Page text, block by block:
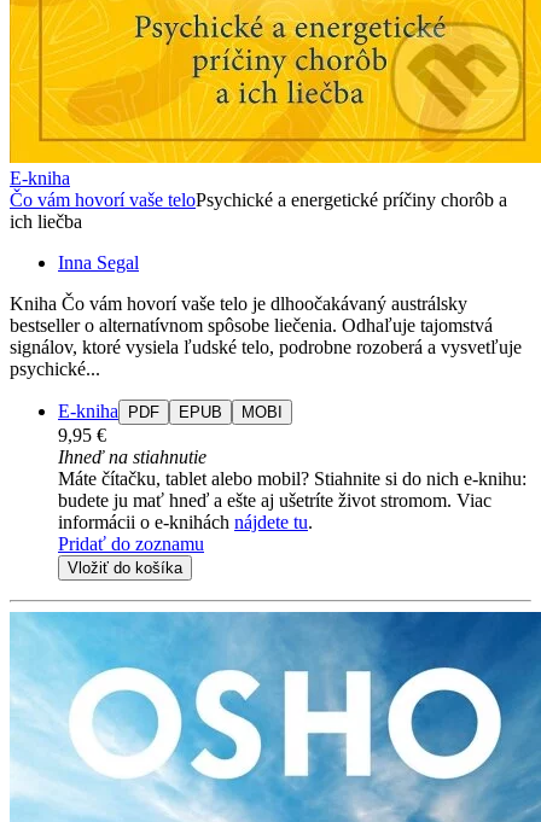
E-kniha
Čo vám hovorí vaše teloPsychické a energetické príčiny chorôb a
ich liečba
Inna Segal
Kniha Čo vám hovorí vaše telo je dlhoočakávaný austrálsky
bestseller o alternatívnom spôsobe liečenia. Odhaľuje tajomstvá
signálov, ktoré vysiela ľudské telo, podrobne rozoberá a vysvetľuje
psychické...
E-kniha PDF EPUB MOBI
9,95 €
Ihneď na stiahnutie
Máte čítačku, tablet alebo mobil? Stiahnite si do nich e-knihu:
budete ju mať hneď a ešte aj ušetríte život stromom. Viac
informácii o e-knihách nájdete tu.
Pridať do zoznamu
Vložiť do košíka